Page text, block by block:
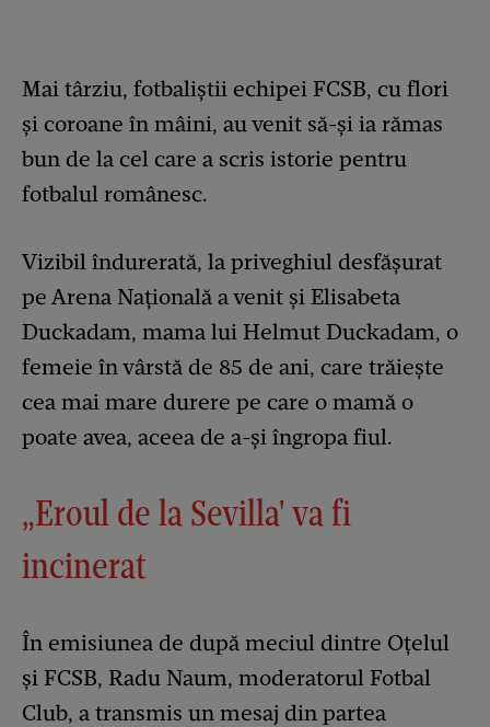
Mai târziu, fotbaliștii echipei FCSB, cu flori
și coroane în mâini, au venit să-și ia rămas
bun de la cel care a scris istorie pentru
fotbalul românesc.
Vizibil îndurerată, la priveghiul desfășurat
pe Arena Națională a venit și Elisabeta
Duckadam, mama lui Helmut Duckadam, o
femeie în vârstă de 85 de ani, care trăiește
cea mai mare durere pe care o mamă o
poate avea, aceea de a-și îngropa fiul.
„Eroul de la Sevilla' va fi
incinerat
În emisiunea de după meciul dintre Oțelul
și FCSB, Radu Naum, moderatorul Fotbal
Club, a transmis un mesaj din partea